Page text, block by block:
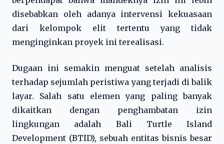
disebabkan oleh adanya intervensi kekuasaan
dari kelompok elit tertentu yang tidak
menginginkan proyek ini terealisasi.
Dugaan ini semakin menguat setelah analisis
terhadap sejumlah peristiwa yang terjadi di balik
layar. Salah satu elemen yang paling banyak
dikaitkan dengan penghambatan izin
lingkungan adalah Bali Turtle Island
Development (BTID), sebuah entitas bisnis besar